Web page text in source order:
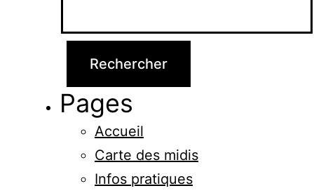
Pages
Accueil
Carte des midis
Infos pratiques